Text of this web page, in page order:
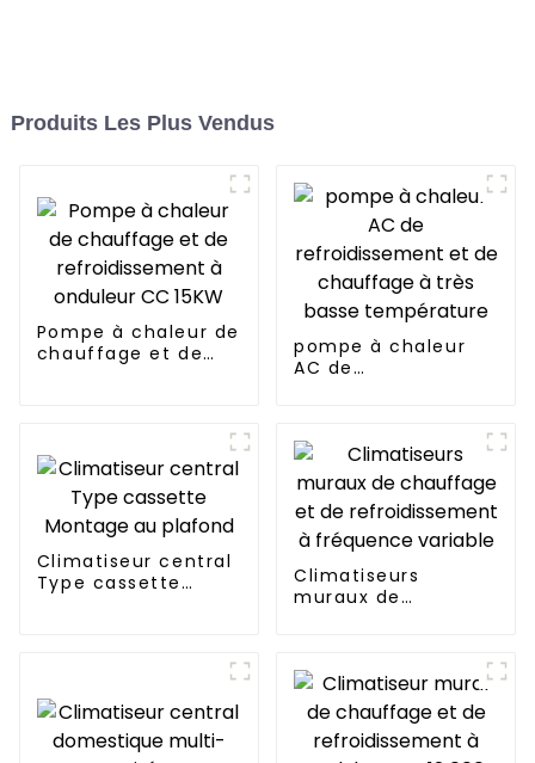
Produits Les Plus Vendus
Pompe à chaleur de
chauffage et de
pompe à chaleur
AC de
basse température
Climatiseur central
Type cassette
Climatiseurs
muraux de